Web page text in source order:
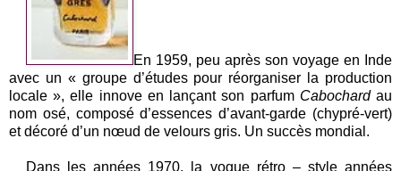
En 1959, peu après son voyage en Inde
avec un « groupe d’études pour réorganiser la production
locale », elle innove en lançant son parfum Cabochardau
nom osé, composé d’essences d’avant-garde (chypré-vert)
et décoré d’un nœud de velours gris. Un succès mondial.
Dans les années 1970, la vogue rétro – style années